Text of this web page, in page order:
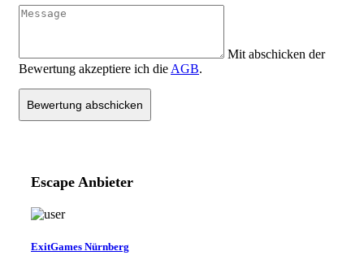
Mit abschicken der
Bewertung akzeptiere ich dieAGB.
Bewertung abschicken
Escape Anbieter
ExitGames Nürnberg